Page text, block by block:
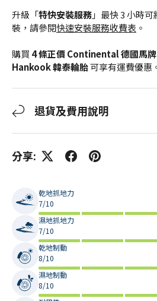
升級「特快安裝服務」最快 3 小時
裝，請參閱快速安裝服務收費表 。
購買 4 條正價 Continental 德國馬
Hankook 韓泰輪胎可享有運費優惠
退貨及費用說明
分享:
乾地抓地力
7/10
濕地抓地力
7/10
乾地制動
8/10
濕地制動
8/10